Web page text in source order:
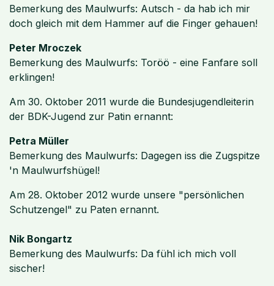
Bemerkung des Maulwurfs: Autsch - da hab ich mir
doch gleich mit dem Hammer auf die Finger gehauen!
Peter Mroczek
Bemerkung des Maulwurfs: Toröö - eine Fanfare soll
erklingen!
Am 30. Oktober 2011 wurde die Bundesjugendleiterin
der BDK-Jugend zur Patin ernannt:
Petra Müller
Bemerkung des Maulwurfs: Dagegen iss die Zugspitze
'n Maulwurfshügel!
Am 28. Oktober 2012 wurde unsere "persönlichen
Schutzengel" zu Paten ernannt.
Nik Bongartz
Bemerkung des Maulwurfs: Da fühl ich mich voll
sischer!